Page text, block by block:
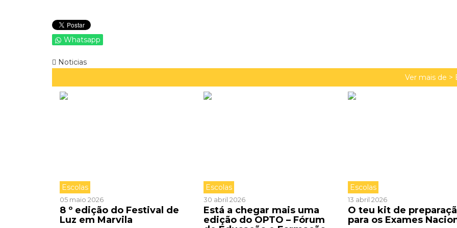
Whatsapp
Noticias
Ver mais de >
Escolas
05 maio 2026
8 º edição do Festival de
Luz em Marvila
Escolas
30 abril 2026
Está a chegar mais uma
edição do OPTO – Fórum
Escolas
13 abril 2026
O teu kit de
para os Exames